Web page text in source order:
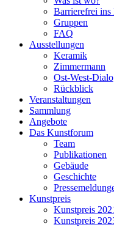
Barrierefrei ins
Gruppen
FAQ
Ausstellungen
Keramik
Zimmermann
Ost-West-
Rückblick
Veranstaltungen
Sammlung
Angebote
Das Kunstforum
Team
Publikationen
Gebäude
Geschichte
Kunstpreis
Kunstpreis
Kunstpreis